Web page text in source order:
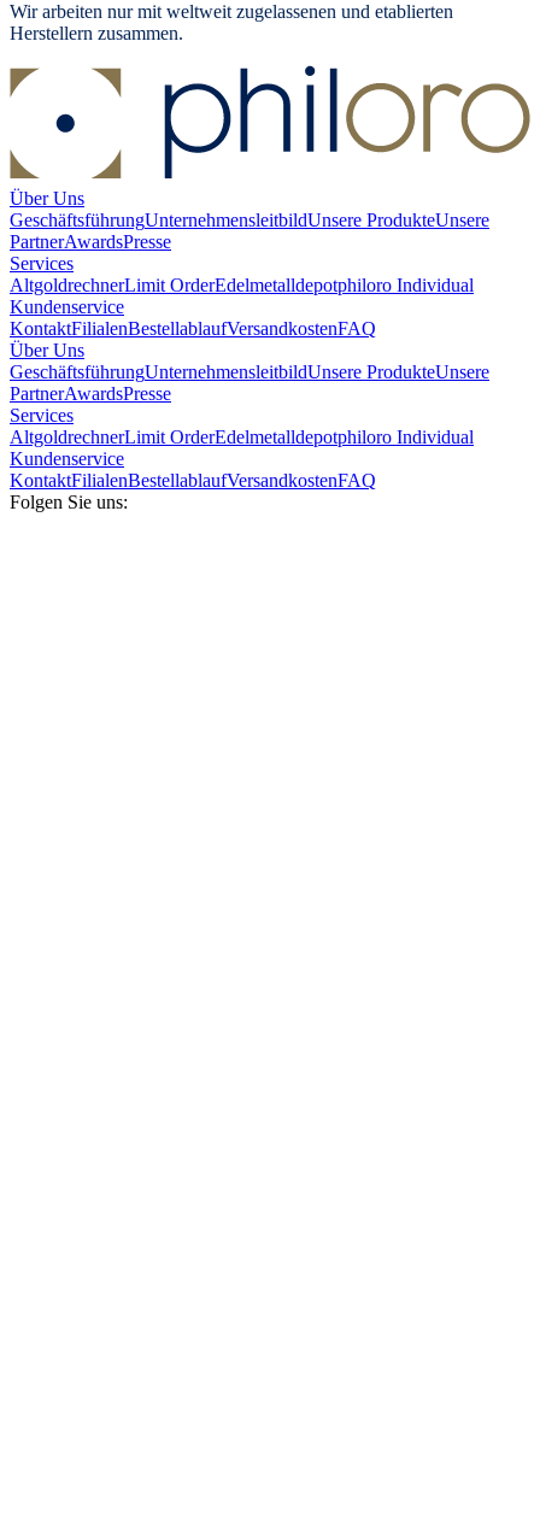
Wir arbeiten nur mit weltweit zugelassenen und etablierten
Herstellern zusammen.
Über Uns
GeschäftsführungUnternehmensleitbildUnsere ProdukteUnsere
PartnerAwardsPresse
Services
AltgoldrechnerLimit OrderEdelmetalldepotphiloro Individual
Kundenservice
KontaktFilialenBestellablaufVersandkostenFAQ
Über Uns
GeschäftsführungUnternehmensleitbildUnsere ProdukteUnsere
PartnerAwardsPresse
Services
AltgoldrechnerLimit OrderEdelmetalldepotphiloro Individual
Kundenservice
KontaktFilialenBestellablaufVersandkostenFAQ
Folgen Sie uns: